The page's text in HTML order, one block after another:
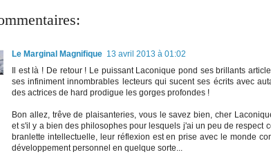
Le Marginal Magnifique 13 avril 2013 à 01:02
Il est là ! De retour ! Le puissant Laconique pond ses brillants
ses infiniment innombrables lecteurs qui sucent ses écrits avec
des actrices de hard prodigue les gorges profondes !
Bon allez, trêve de plaisanteries, vous le savez bien, cher
et s'il y a bien des philosophes pour lesquels j'ai un peu de respect
branlette intellectuelle, leur réflexion est en prise avec le monde
développement personnel en quelque sorte...